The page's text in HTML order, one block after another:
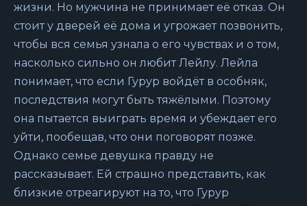
жизни. Но мужчина не принимает её отказ. Он
стоит у дверей её дома и угрожает позвонить,
чтобы вся семья узнала о его чувствах и о том,
насколько сильно он любит Лейлу. Лейла
понимает, что если Гурур войдёт в особняк,
последствия могут быть тяжёлыми. Поэтому
она пытается выиграть время и убеждает его
уйти, пообещав, что они поговорят позже.
Однако семье девушка правду не
рассказывает. Ей страшно представить, как
близкие отреагируют на то, что Гурур